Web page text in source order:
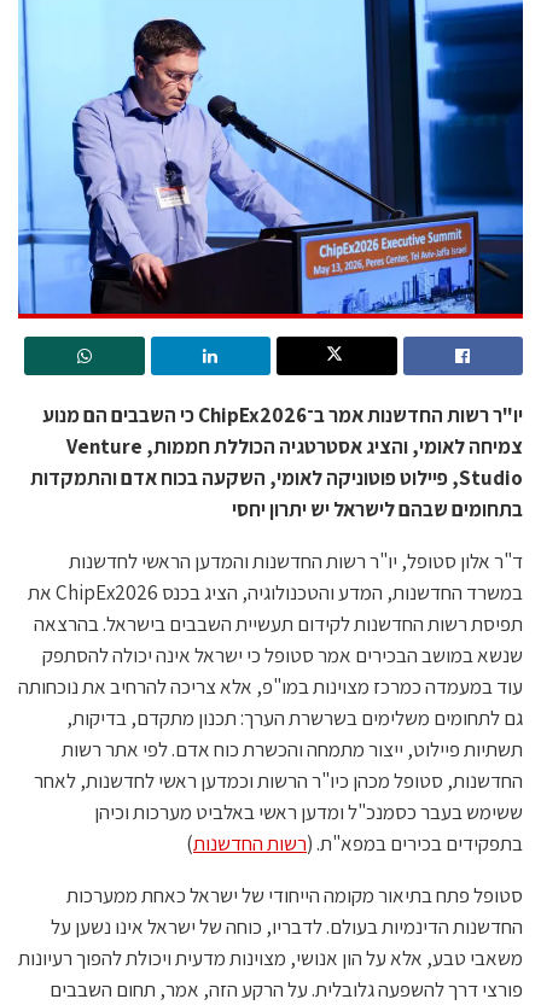
יו"ר רשות החדשנות אמר ב־ChipEx2026 כי השבבים הם מנוע
צמיחה לאומי, והציג אסטרטגיה הכוללת חממות, Venture
Studio, פיילוט פוטוניקה לאומי, השקעה בכוח אדם והתמקדות
בתחומים שבהם לישראל יש יתרון יחסי
ד"ר אלון סטופל, יו"ר רשות החדשנות והמדען הראשי לחדשנות
במשרד החדשנות, המדע והטכנולוגיה, הציג בכנס ChipEx2026 את
תפיסת רשות החדשנות לקידום תעשיית השבבים בישראל. בהרצאה
שנשא במושב הבכירים אמר סטופל כי ישראל אינה יכולה להסתפק
עוד במעמדה כמרכז מצוינות במו"פ, אלא צריכה להרחיב את נוכחותה
גם לתחומים משלימים בשרשרת הערך: תכנון מתקדם, בדיקות,
תשתיות פיילוט, ייצור מתמחה והכשרת כוח אדם. לפי אתר רשות
החדשנות, סטופל מכהן כיו"ר הרשות וכמדען ראשי לחדשנות, לאחר
ששימש בעבר כסמנכ"ל ומדען ראשי באלביט מערכות וכיהן
בתפקידים בכירים במפא"ת. (רשות החדשנות)
סטופל פתח בתיאור מקומה הייחודי של ישראל כאחת ממערכות
החדשנות הדינמיות בעולם. לדבריו, כוחה של ישראל אינו נשען על
משאבי טבע, אלא על הון אנושי, מצוינות מדעית ויכולת להפוך רעיונות
פורצי דרך להשפעה גלובלית. על הרקע הזה, אמר, תחום השבבים